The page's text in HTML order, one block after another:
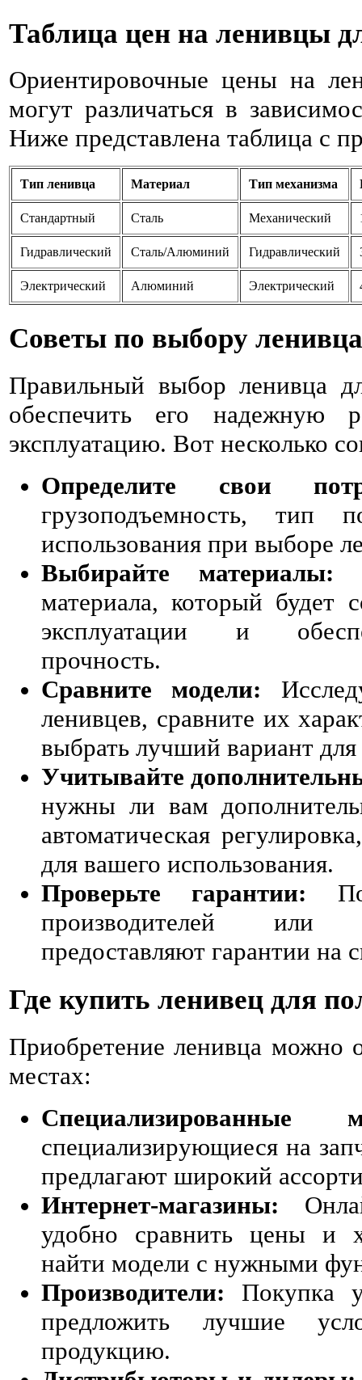
Таблица цен на ленивцы
Ориентировочные цены на
могут различаться в
Ниже представлена таблица с
Тип ленивца Материал Тип механизма
Стандартный Сталь Механический
Гидравлический Сталь/Алюминий Гидравлический
Электрический Алюминий Электрический
Советы по выбору
Правильный выбор ленивца
обеспечить его надежную
эксплуатацию. Вот несколько
Определите свои
грузоподъемность, тип
использования при выборе
Выбирайте материалы:
материала, который будет
эксплуатации и
прочность.
Сравните модели:
ленивцев, сравните их
выбрать лучший вариант
Учитывайте
нужны ли вам
автоматическая
для вашего использования.
Проверьте гарантии:
производителей или
предоставляют гарантии на
Где купить ленивец для
Приобретение ленивца можно
местах:
Специализированные
специализирующиеся на
предлагают широкий
Интернет-магазины:
удобно сравнить цены и
найти модели с нужными
Производители: Покупка
предложить лучшие
продукцию.